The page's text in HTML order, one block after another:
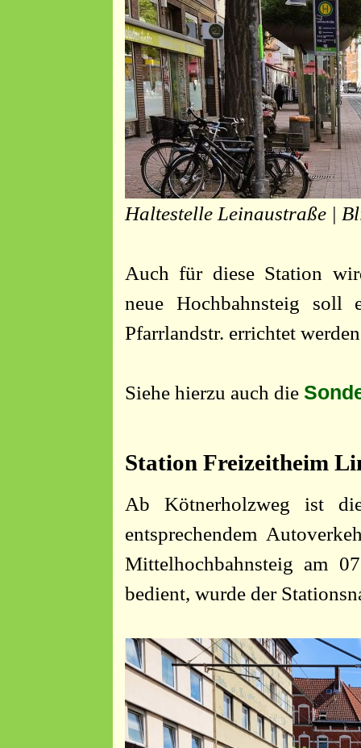
Haltestelle Leinaustraße |
Auch für diese Station
neue Hochbahnsteig soll
Pfarrlandstr. errichtet
Siehe hierzu auch die
Station Freizeitheim
Ab Kötnerholzweg ist
entsprechendem
Mittelhochbahnsteig am
bedient, wurde der